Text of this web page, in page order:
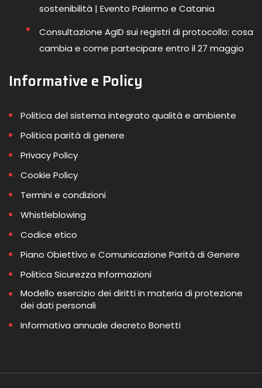
sostenibilità | Evento Palermo e Catania
Consultazione AgID sui registri di protocollo: cosa
cambia e come partecipare entro il 27 maggio
Informative e Policy
Politica del sistema integrato qualità e ambiente
Politica parità di genere
Privacy Policy
Cookie Policy
Termini e condizioni
Whistleblowing
Codice etico
Piano Obiettivo e Comunicazione Parità di Genere
Politica Sicurezza Informazioni
Modello esercizio dei diritti in materia di protezione
dei dati personali
Informativa annuale decreto Bonetti